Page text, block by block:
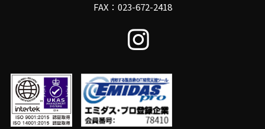
FAX：023-672-2418